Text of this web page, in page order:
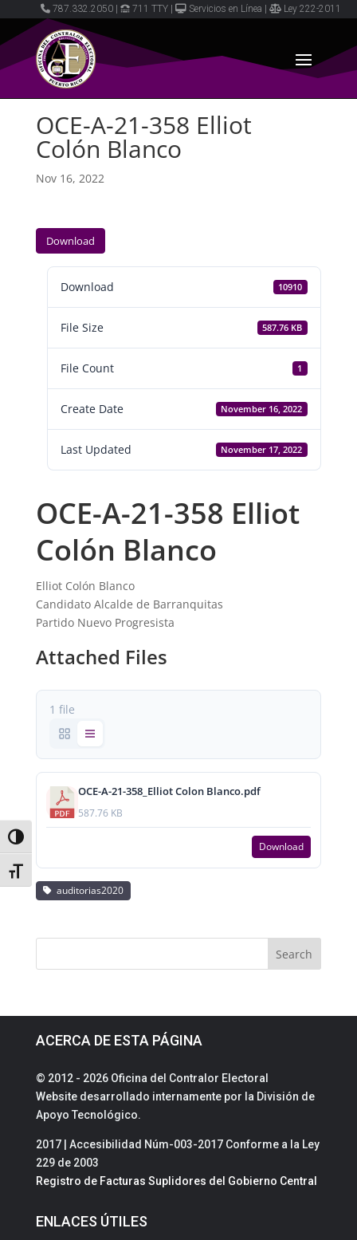
Toggle High Contrast
Toggle Font size
787.332.2050 711 TTY Servicios en Línea Ley 222-2011
OCE-A-21-358 Elliot
Colón Blanco
Nov 16, 2022
Download
Download 10910
File Size 587.76 KB
File Count 1
Create Date November 16, 2022
Last Updated November 17, 2022
OCE-A-21-358 Elliot
Colón Blanco
Elliot Colón Blanco
Candidato Alcalde de Barranquitas
Partido Nuevo Progresista
Attached Files
1 file
OCE-A-21-358_Elliot Colon Blanco.pdf
587.76 KB
Download
auditorias2020
ACERCA DE ESTA PÁGINA
© 2012 - 2026 Oficina del Contralor Electoral
Website desarrollado internamente por la División de
Apoyo Tecnológico.
2017 | Accesibilidad Núm-003-2017 Conforme a la Ley
229 de 2003
Registro de Facturas Suplidores del Gobierno Central
ENLACES ÚTILES